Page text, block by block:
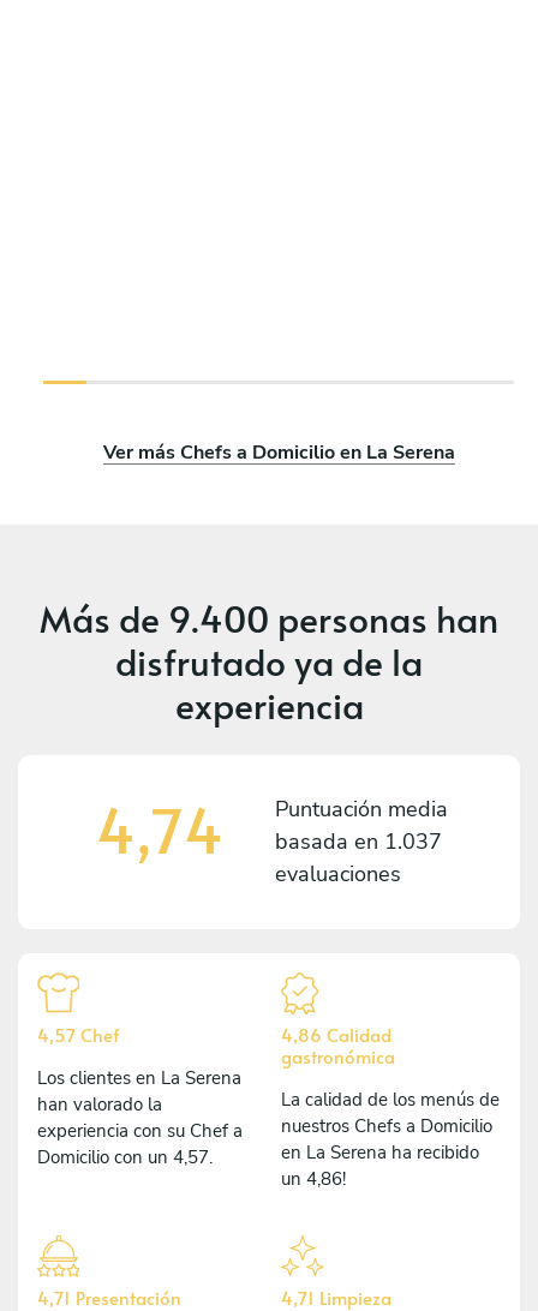
Ver más Chefs a Domicilio en La Serena
Más de 9.400 personas han
disfrutado ya de la
experiencia
4,74
Puntuación media
basada en 1.037
evaluaciones
4,57 Chef
Los clientes en La Serena
han valorado la
experiencia con su Chef a
Domicilio con un 4,57.
4,86 Calidad
gastronómica
La calidad de los menús de
nuestros Chefs a Domicilio
en La Serena ha recibido
un 4,86!
4,71 Presentación 4,71 Limpieza